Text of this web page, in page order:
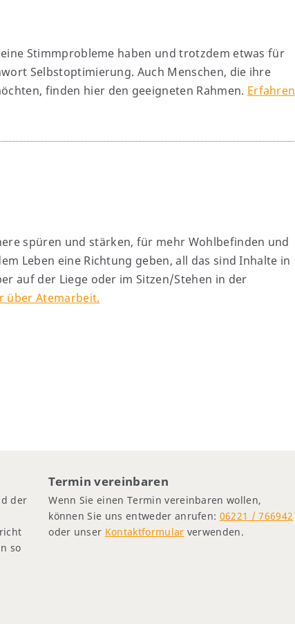
Stimmprobleme haben und trotzdem etwas für
Selbstoptimierung. Auch Menschen, die ihre
finden hier den geeigneten Rahmen. Erfahren
spüren und stärken, für mehr Wohlbefinden und
Leben eine Richtung geben, all das sind Inhalte in
auf der Liege oder im Sitzen/Stehen in der
über Atemarbeit.
der
so
Termin vereinbaren
Wenn Sie einen Termin vereinbaren wollen,
können Sie uns entweder anrufen: 06221 / 766942
oder unser Kontaktformular verwenden.